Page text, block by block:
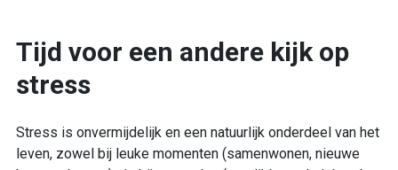
Tijd voor een andere kijk op
stress
Stress is onvermijdelijk en een natuurlijk onderdeel van het
leven, zowel bij leuke momenten (samenwonen, nieuwe